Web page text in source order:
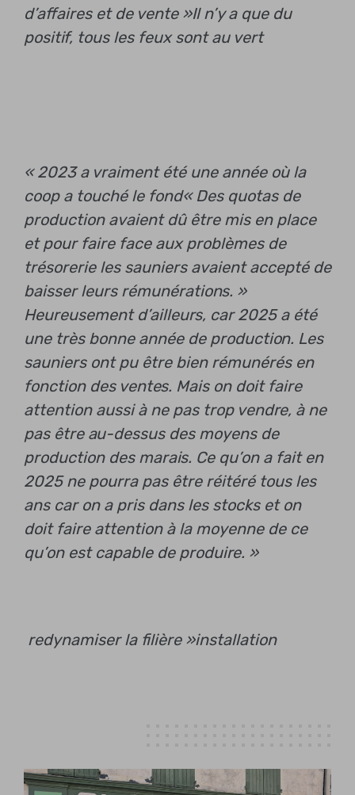
d’affaires et de vente »Il n’y a que du
positif, tous les feux sont au vert
« 2023 a vraiment été une année où la
coop a touché le fond« Des quotas de
production avaient dû être mis en place
et pour faire face aux problèmes de
trésorerie les sauniers avaient accepté de
baisser leurs rémunérations. »
Heureusement d’ailleurs, car 2025 a été
une très bonne année de production. Les
sauniers ont pu être bien rémunérés en
fonction des ventes. Mais on doit faire
attention aussi à ne pas trop vendre, à ne
pas être au-dessus des moyens de
production des marais. Ce qu’on a fait en
2025 ne pourra pas être réitéré tous les
ans car on a pris dans les stocks et on
doit faire attention à la moyenne de ce
qu’on est capable de produire. »
redynamiser la filière »installation